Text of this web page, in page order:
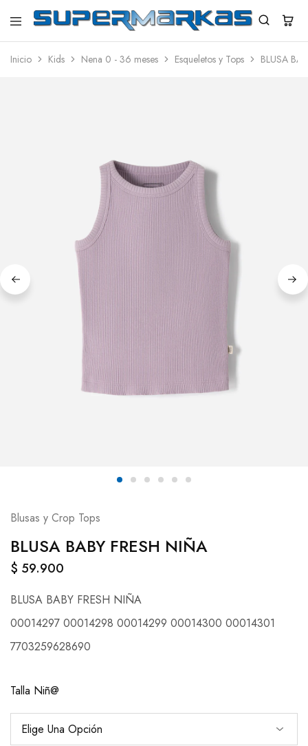
SuperMarkas
Ropa
con
Inicio Kids Nena 0 - 36 meses Esqueletos y Tops BLUSA
Blusas y Crop Tops
BLUSA BABY FRESH NIÑA
$ 59.900
BLUSA BABY FRESH NIÑA
00014297 00014298 00014299 00014300 00014301
7703259628690
Talla Niñ@